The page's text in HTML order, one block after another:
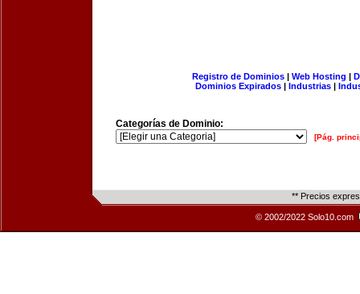
Registro de Dominios| Web Hosting |
Dominios Expirados | Industrias |
Categorías de Dominio:
[Pág.
** Precios
© 2002/2022 Solo10.com